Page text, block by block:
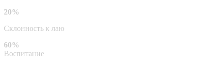
20%
Склонность к лаю
60%
Воспитание